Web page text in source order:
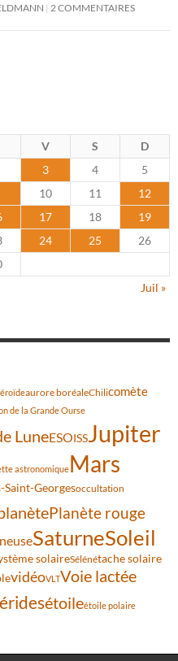
2 COMMENTAIRES
V S
D
3 4
5
10 11
12
17 18
19
24 25
26
Juil »
aurore boréaleChilicomète
de la Grande Ourse
LuneESOISSJupiter
astronomiqueMars
Saint-Georgesoccultation
Planète rouge
SaturneSoleil
solaireSélénétache solaire
vidéoVLTVoie lactée
étoileétoile polaire